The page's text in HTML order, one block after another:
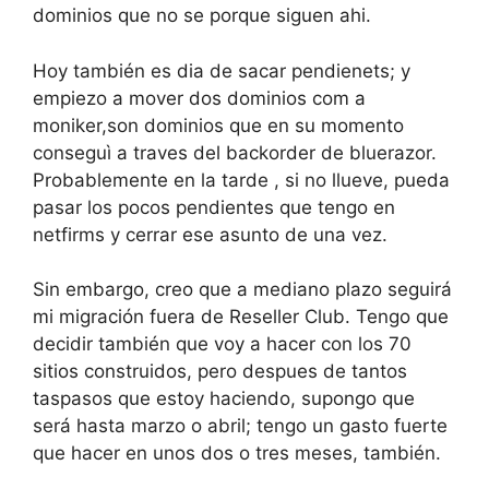
dominios que no se porque siguen ahi.
Hoy también es dia de sacar pendienets; y
empiezo a mover dos dominios com a
moniker,son dominios que en su momento
conseguì a traves del backorder de bluerazor.
Probablemente en la tarde , si no llueve, pueda
pasar los pocos pendientes que tengo en
netfirms y cerrar ese asunto de una vez.
Sin embargo, creo que a mediano plazo seguirá
mi migración fuera de Reseller Club. Tengo que
decidir también que voy a hacer con los 70
sitios construidos, pero despues de tantos
taspasos que estoy haciendo, supongo que
será hasta marzo o abril; tengo un gasto fuerte
que hacer en unos dos o tres meses, también.